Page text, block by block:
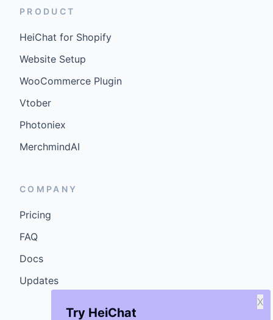
Try HeiChat
X
PRODUCT
HeiChat for Shopify
Website Setup
WooCommerce Plugin
Vtober
Photoniex
MerchmindAI
COMPANY
Pricing
FAQ
Docs
Updates